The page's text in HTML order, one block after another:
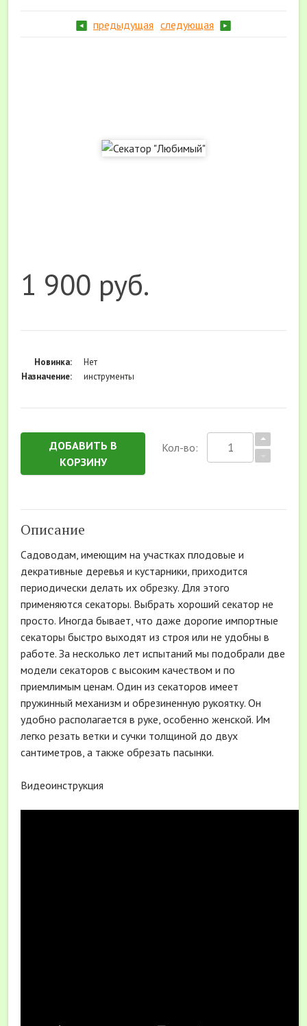
предыдущая следующая
1 900 руб.
Новинка:
Нет
Назначение:
инструменты
ДОБАВИТЬ В
КОРЗИНУ
Кол-во:
Описание
Садоводам, имеющим на участках плодовые и
декративные деревья и кустарники, приходится
периодически делать их обрезку. Для этого
применяются секаторы. Выбрать хороший секатор не
просто. Иногда бывает, что даже дорогие импортные
секаторы быстро выходят из строя или не удобны в
работе. За несколько лет испытаний мы подобрали две
модели секаторов с высоким качеством и по
приемлимым ценам. Один из секаторов имеет
пружинный механизм и обрезиненную рукоятку. Он
удобно располагается в руке, особенно женской. Им
легко резать ветки и сучки толщиной до двух
сантиметров, а также обрезать пасынки.
Видеоинструкция